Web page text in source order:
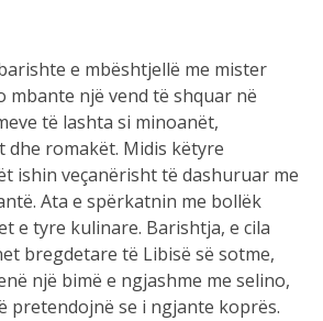
e mbështjellë me mister
mbante një vend të shquar në
të lashta si minoanët,
romakët. Midis këtyre
ishin veçanërisht të dashuruar me
Ata e spërkatnin me bollëk
e tyre kulinare. Barishtja, e cila
bregdetare të Libisë së sotme,
një bimë e ngjashme me selino,
pretendojnë se i ngjante koprës.